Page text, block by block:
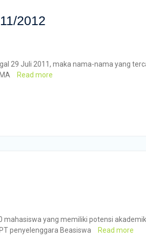
2012
29 Juli 2011, maka nama-nama yang
Read more
mahasiswa yang memiliki potensi akademik
penyelenggara Beasiswa
Read more